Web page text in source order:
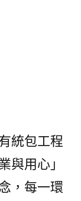
統包工程
與用心」
，每一環